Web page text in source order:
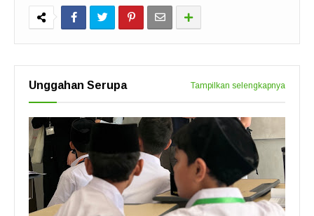
Unggahan Serupa Tampilkan selengkapnya